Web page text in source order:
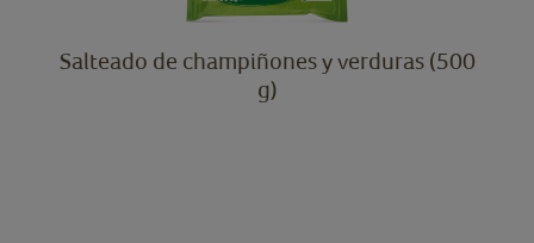
Salteado de champiñones y verduras (500
g)